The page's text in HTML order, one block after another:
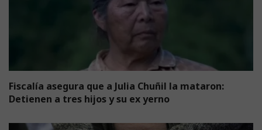
Fiscalía asegura que a Julia Chuñil la mataron:
Detienen a tres hijos y su ex yerno